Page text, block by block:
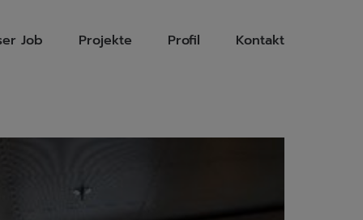
Job Projekte Profil Kontakt